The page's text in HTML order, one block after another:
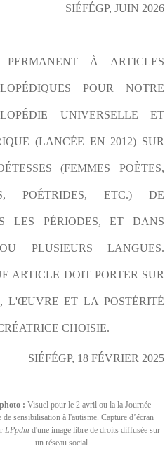
SIÉFÉGP, JUIN 2026
PERMANENT À ARTICLES
POUR NOTRE
UNIVERSELLE ET
(LANCÉE EN 2012) SUR
(FEMMES POÈTES,
POÉTRIDES, ETC.) DE
LES PÉRIODES, ET DANS
PLUSIEURS LANGUES.
ARTICLE DOIT PORTER SUR
L'ŒUVRE ET LA POSTÉRITÉ
CHOISIE.
SIÉFÉGP, 18 FÉVRIER 2025
: Visuel pour le 2 avril ou la la Journée
de sensibilisation à l'autisme. Capture d’écran
LPpdm d'une image libre de droits diffusée sur
un réseau social.